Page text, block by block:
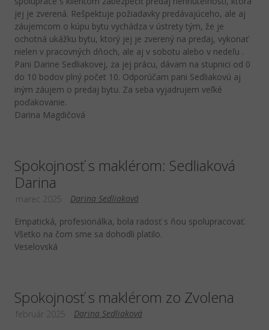
jej je zverená. Rešpektuje požiadavky predávajúceho, ale aj
záujemcom o kúpu bytu vychádza v ústrety tým, že je
ochotná ukážku bytu, ktorý jej je zverený na predaj, vykonať
nielen v pracovných dňoch, ale aj v sobotu alebo v nedeľu .
Pani Darine Sedliakovej, za jej prácu, dávam na stupnici od 0
do 10 bodov plný počet 10. Odporúčam pani Sedliakovú aj
iným záujem o predaj bytu. Za seba vyjadrujem veľké
poďakovanie.
Darina Magdičová
Spokojnosť s maklérom: Sedliaková
Darina
Darina Sedliaková
marec 2025
Empatická, profesionálka, bola radosť s ňou spolupracovať.
Všetko na čom sme sa dohodli platilo.
Veselovská
Spokojnosť s maklérom zo Zvolena
Darina Sedliaková
február 2025